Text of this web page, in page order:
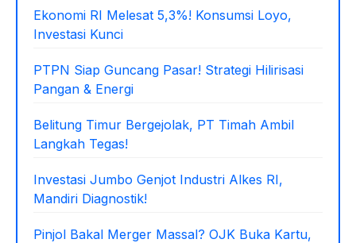
Ekonomi RI Melesat 5,3%! Konsumsi Loyo,
Investasi Kunci
PTPN Siap Guncang Pasar! Strategi Hilirisasi
Pangan & Energi
Belitung Timur Bergejolak, PT Timah Ambil
Langkah Tegas!
Investasi Jumbo Genjot Industri Alkes RI,
Mandiri Diagnostik!
Pinjol Bakal Merger Massal? OJK Buka Kartu,